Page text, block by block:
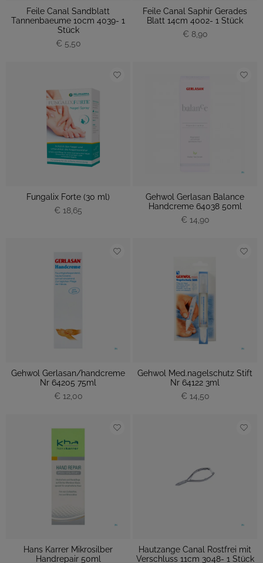
Feile Canal Sandblatt
Tannenbaeume 10cm 4039- 1
Stück
€ 5,50
Feile Canal Saphir Gerades
Blatt 14cm 4002- 1 Stück
€ 8,90
Fungalix Forte (30 ml)
€ 18,65
Gehwol Gerlasan Balance
Handcreme 64038 50ml
€ 14,90
Gehwol Gerlasan/handcreme
Nr 64205 75ml
€ 12,00
Gehwol Med.nagelschutz Stift
Nr 64122 3ml
€ 14,50
Hans Karrer Mikrosilber
Handrepair 50ml
Hautzange Canal Rostfrei mit
Verschluss 11cm 3048- 1 Stück